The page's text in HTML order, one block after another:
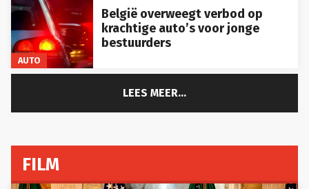
AUTO
België overweegt verbod op
krachtige auto’s voor jonge
bestuurders
LEES MEER...
FILM